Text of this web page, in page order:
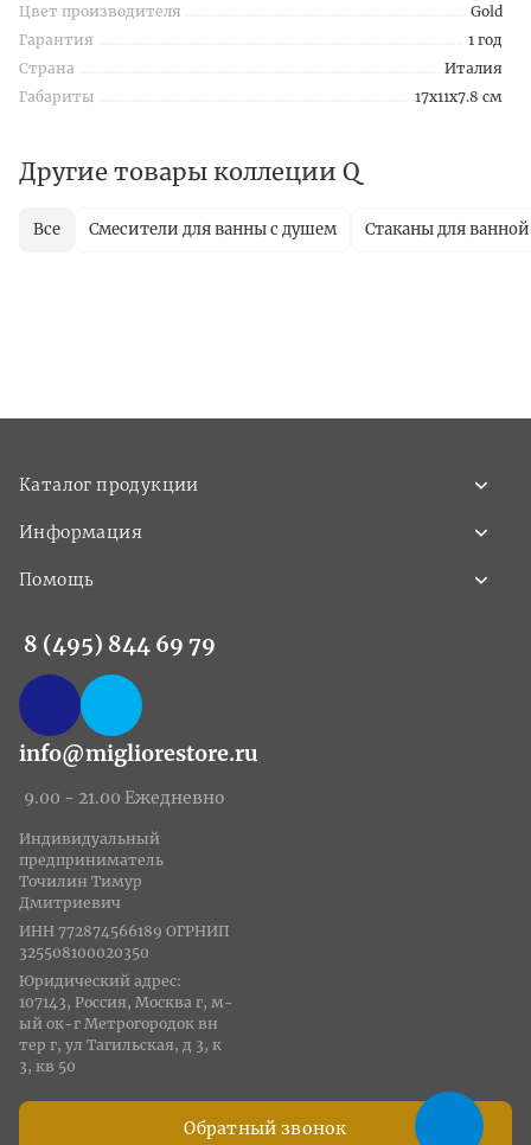
Цвет производителя
Gold
Гарантия
1 год
Страна
Италия
Габариты
17x11x7.8 см
Другие товары коллеции Q
Все Смесители для ванны с душем Стаканы для ванной
Каталог продукции
Информация
Помощь
8 (495) 844 69 79
info@migliorestore.ru
9.00 - 21.00 Ежедневно
Обратный звонок
Индивидуальный
предприниматель
Точилин Тимур
Дмитриевич
ИНН 772874566189 ОГРНИП
325508100020350
Юридический адрес:
107143, Россия, Москва г, м-
ый ок-г Метрогородок вн
тер г, ул Тагильская, д 3, к
3, кв 50